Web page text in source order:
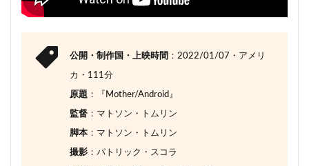
公開・制作国・上映時間 ：2022/01/07・アメリ
カ・111分
原題 ：『Mother/Android』
監督 ：マトソン・トムリン
脚本 ：マトソン・トムリン
撮影 ：パトリック・スコラ